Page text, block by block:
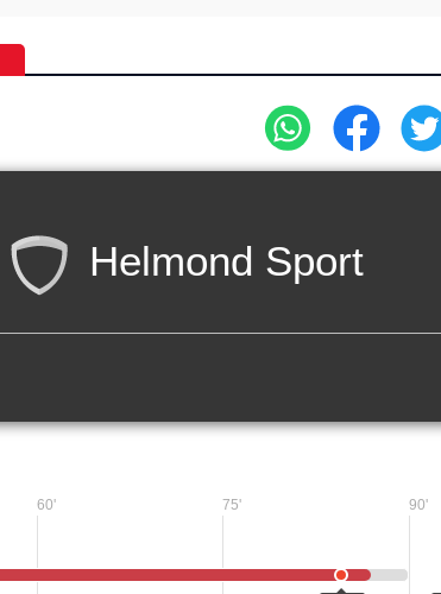
Helmond Sport
60' 75' 90'